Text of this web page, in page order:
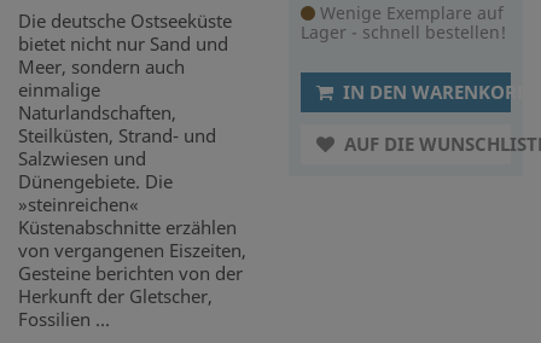
Die deutsche Ostseeküste
bietet nicht nur Sand und
Meer, sondern auch
einmalige
Naturlandschaften,
Steilküsten, Strand- und
Salzwiesen und
Dünengebiete. Die
»steinreichen«
Küstenabschnitte erzählen
von vergangenen Eiszeiten,
Gesteine berichten von der
Herkunft der Gletscher,
Fossilien ...
Wenige Exemplare auf
Lager - schnell bestellen!
IN DEN WARENKORB
AUF DIE